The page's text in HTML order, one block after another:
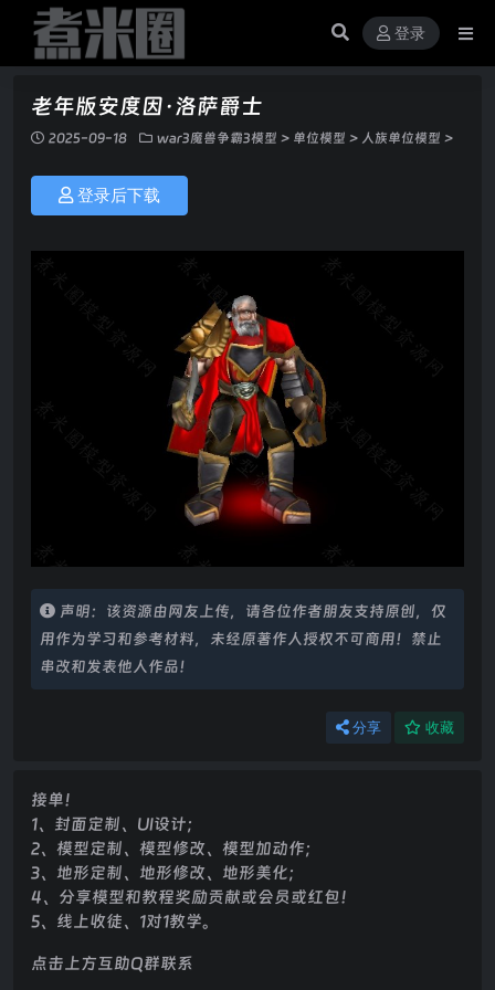
登录
老年版安度因·洛萨爵士
2025-09-18 war3魔兽争霸3模型 > 单位模型 > 人族单位模型 >
登录后下载
声明：该资源由网友上传，请各位作者朋友支持原创，仅
用作为学习和参考材料，未经原著作人授权不可商用！禁止
串改和发表他人作品！
分享 收藏
接单！
1、封面定制、UI设计；
2、模型定制、模型修改、模型加动作；
3、地形定制、地形修改、地形美化；
4、分享模型和教程奖励贡献或会员或红包！
5、线上收徒、1对1教学。
点击上方互助Q群联系